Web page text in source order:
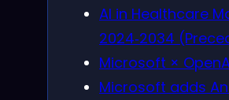
AI in Healthcare
2024‑2034
Microsoft ×
Microsoft adds